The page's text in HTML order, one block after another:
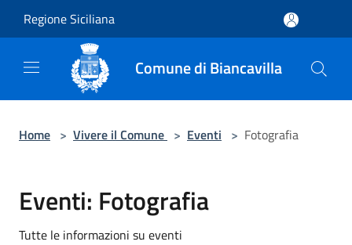
Regione Siciliana
Comune di Biancavilla
Home > Vivere il Comune > Eventi > Fotografia
Eventi: Fotografia
Tutte le informazioni su eventi